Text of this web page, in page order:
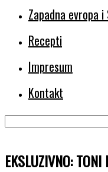
Zapadna evropa
Recepti
Impresum
Kontakt
EKSLUZIVNO: